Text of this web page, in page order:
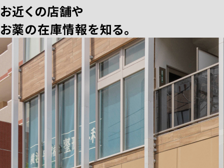
お近くの店舗や
お薬の在庫情報を知る。